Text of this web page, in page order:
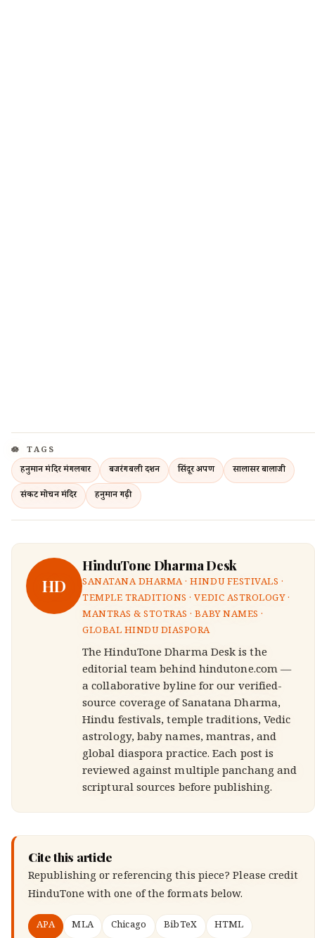
TAGS
हनुमान मंदिर मंगलवार बजरंगबली दर्शन सिंदूर अर्पण
सालासर बालाजी
संकट मोचन मंदिर
हनुमान गढ़ी
HD
HinduTone Dharma Desk
SANATANA DHARMA · HINDU FESTIVALS ·
TEMPLE TRADITIONS · VEDIC ASTROLOGY ·
MANTRAS & STOTRAS · BABY NAMES ·
GLOBAL HINDU DIASPORA
The HinduTone Dharma Desk is the
editorial team behind hindutone.com —
a collaborative byline for our verified-
source coverage of Sanatana Dharma,
Hindu festivals, temple traditions, Vedic
astrology, baby names, mantras, and
global diaspora practice. Each post is
reviewed against multiple panchang and
scriptural sources before publishing.
Cite this article
Republishing or referencing this piece? Please credit
HinduTone with one of the formats below.
APA MLA Chicago BibTeX HTML